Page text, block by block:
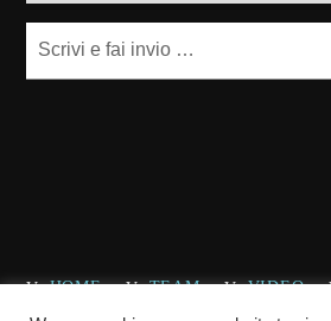
HOME TEAM VIDEO